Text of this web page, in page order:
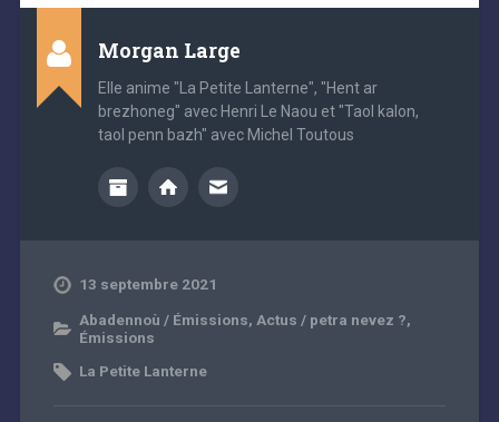
Morgan Large
Elle anime "La Petite Lanterne", "Hent ar
brezhoneg" avec Henri Le Naou et "Taol kalon,
taol penn bazh" avec Michel Toutous
13 septembre 2021
Abadennoù / Émissions, Actus / petra nevez ?,
Émissions
La Petite Lanterne